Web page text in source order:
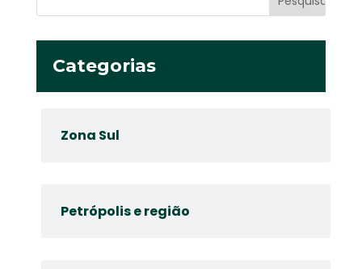
Categorias
Zona Sul
Petrópolis e região